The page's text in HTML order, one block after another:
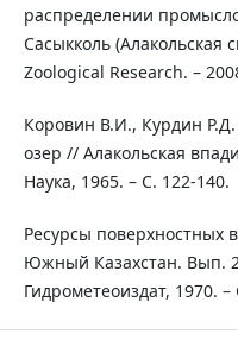
распределении
Сасыкколь (Алакольская
Zoological Research. –
Коровин В.И., Курдин
озер // Алакольская
Наука, 1965. – С. 122-140.
Ресурсы поверхностных
Южный Казахстан. Вып.
Гидрометеоиздат, 1970. –